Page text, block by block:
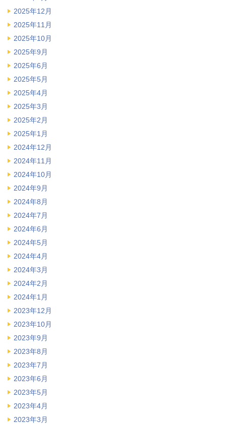
2025年12月
2025年11月
2025年10月
2025年9月
2025年6月
2025年5月
2025年4月
2025年3月
2025年2月
2025年1月
2024年12月
2024年11月
2024年10月
2024年9月
2024年8月
2024年7月
2024年6月
2024年5月
2024年4月
2024年3月
2024年2月
2024年1月
2023年12月
2023年10月
2023年9月
2023年8月
2023年7月
2023年6月
2023年5月
2023年4月
2023年3月